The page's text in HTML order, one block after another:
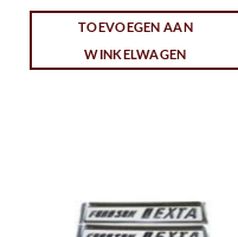
TOEVOEGEN AAN
WINKELWAGEN